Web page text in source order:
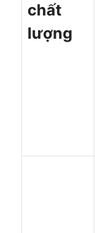
chất
lượng